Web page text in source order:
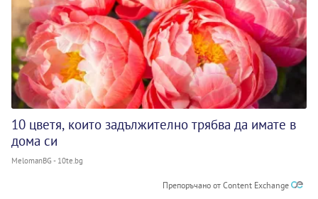
10 цветя, които задължително трябва да имате в
дома си
MelomanBG - 10te.bg
Препоръчано от Content Exchange